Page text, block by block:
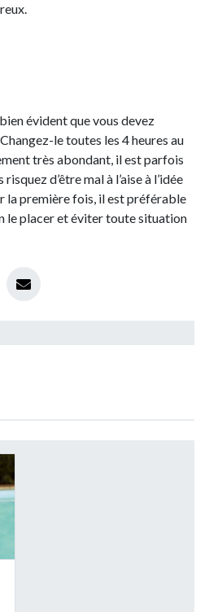
évident que vous devez
le toutes les 4 heures au
très abondant, il est parfois
risquez d’être mal à l’aise à l’idée
la première fois, il est préférable
le placer et éviter toute situation